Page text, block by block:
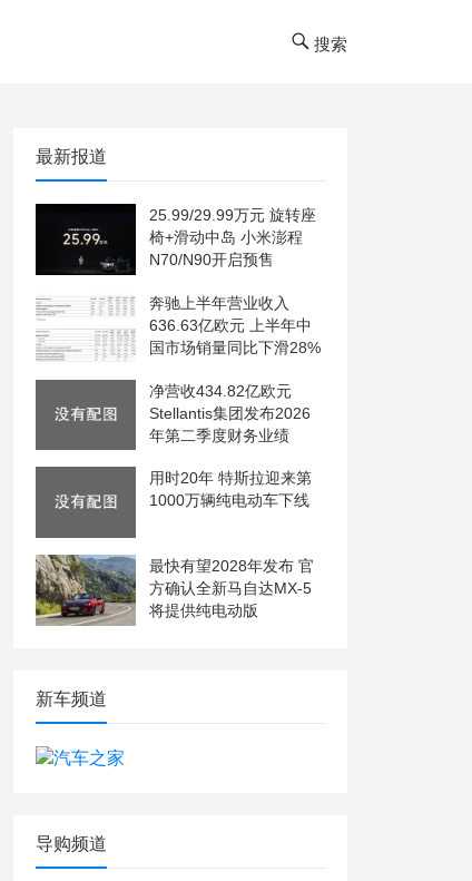
搜索
最新报道
25.99/29.99万元 旋转座
椅+滑动中岛 小米澎程
N70/N90开启预售
奔驰上半年营业收入
636.63亿欧元 上半年中
国市场销量同比下滑28%
净营收434.82亿欧元
Stellantis集团发布2026
年第二季度财务业绩
用时20年 特斯拉迎来第
1000万辆纯电动车下线
最快有望2028年发布 官
方确认全新马自达MX-5
将提供纯电动版
新车频道
导购频道